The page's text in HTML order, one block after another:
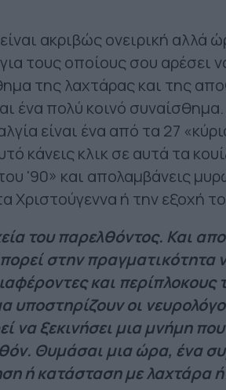
ακριβώς ονειρική αλλά
τους οποίους σου αρέσει
της λαχτάρας και της
ένα πολύ κοινό
είναι ένα από τα 27
κάνεις κλικ σε αυτά τα
'90» και απολαμβάνεις
Χριστούγεννα ή την εξοχή
του παρελθόντος. Και
στην πραγματικότητα
και
υποστηρίζουν οι
να ξεκινήσει μια μνήμη
Θυμάσαι μια ώρα, ένα
ή κατάσταση με λαχτάρα